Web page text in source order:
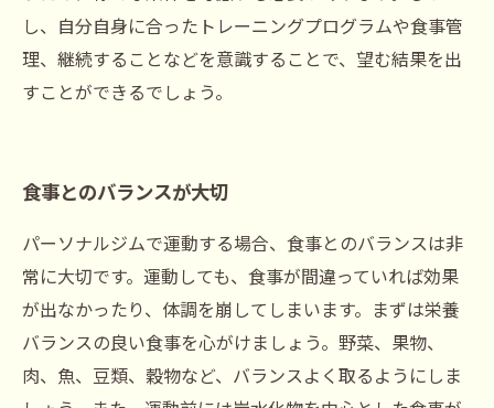
し、自分自身に合ったトレーニングプログラムや食事管
理、継続することなどを意識することで、望む結果を出
すことができるでしょう。
食事とのバランスが大切
パーソナルジムで運動する場合、食事とのバランスは非
常に大切です。運動しても、食事が間違っていれば効果
が出なかったり、体調を崩してしまいます。まずは栄養
バランスの良い食事を心がけましょう。野菜、果物、
肉、魚、豆類、穀物など、バランスよく取るようにしま